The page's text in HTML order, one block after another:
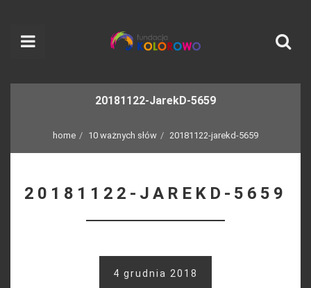
20181122-JarekD-5659
home 10 ważnych słów 20181122-jarekd-5659
20181122-JAREKD-5659
4 grudnia 2018